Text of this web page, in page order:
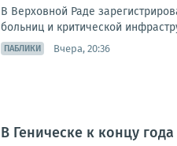
В Верховной Раде
больниц и критической
ПАБЛИКИ Вчера, 20:36
В Геническе к концу